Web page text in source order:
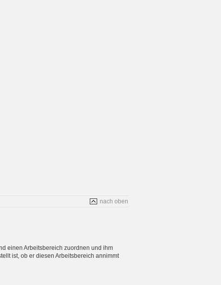
nach oben
einen Arbeitsbereich zuordnen und ihm
ist, ob er diesen Arbeitsbereich annimmt